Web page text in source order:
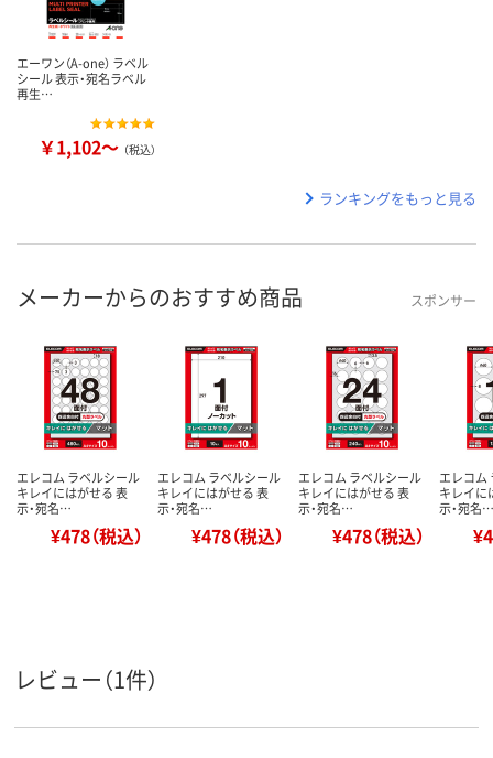
エーワン（A-one） ラベル
シール 表示・宛名ラベル
再生…
￥1,102～ （税込）
ランキングをもっと見る
メーカーからのおすすめ商品 スポンサー
エレコム ラベルシール
キレイにはがせる 表
示・宛名…
¥478（税込）
エレコム ラベルシール
キレイにはがせる 表
示・宛名…
¥478（税込）
エレコム ラベルシール
キレイにはがせる 表
示・宛名…
¥478（税込）
エレコム
キレイに
示・宛名…
レビュー（1件）